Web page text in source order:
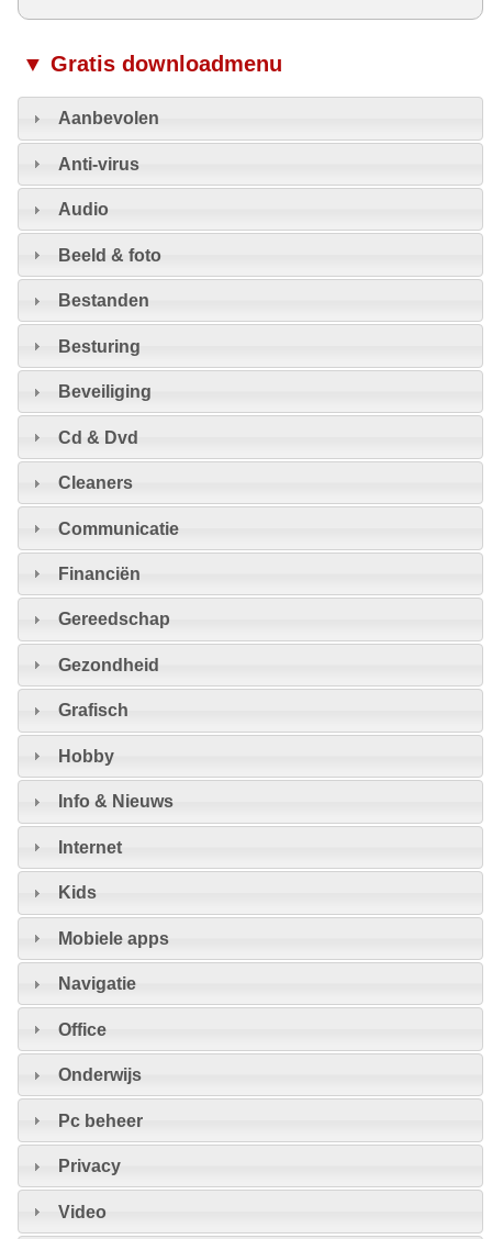
▼ Gratis downloadmenu
Aanbevolen
Anti-virus
Audio
Beeld & foto
Bestanden
Besturing
Beveiliging
Cd & Dvd
Cleaners
Communicatie
Financiën
Gereedschap
Gezondheid
Grafisch
Hobby
Info & Nieuws
Internet
Kids
Mobiele apps
Navigatie
Office
Onderwijs
Pc beheer
Privacy
Video